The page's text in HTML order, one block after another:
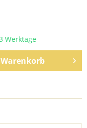
Werktage
Warenkorb